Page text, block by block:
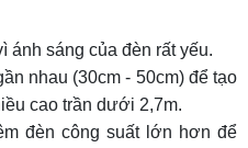
ánh sáng của đèn rất yếu.
nhau (30cm - 50cm) để tạo
cao trần dưới 2,7m.
đèn công suất lớn hơn để